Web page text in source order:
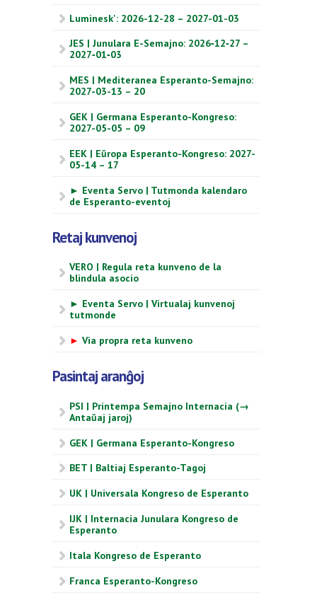
Luminesk': 2026-12-28 – 2027-01-03
JES | Junulara E-Semajno: 2026‑12‑27 –
2027‑01‑03
MES | Mediteranea Esperanto-Semajno:
2027-03-13 – 20
GEK | Germana Esperanto-Kongreso:
2027-05-05 – 09
EEK | Eŭropa Esperanto-Kongreso: 2027-
05-14 – 17
► Eventa Servo | Tutmonda kalendaro
de Esperanto-eventoj
Retaj kunvenoj
VERO | Regula reta kunveno de la
blindula asocio
► Eventa Servo | Virtualaj kunvenoj
tutmonde
► Via propra reta kunveno
Pasintaj aranĝoj
PSI | Printempa Semajno Internacia (→
Antaŭaj jaroj)
GEK | Germana Esperanto-Kongreso
BET | Baltiaj Esperanto-Tagoj
UK | Universala Kongreso de Esperanto
IJK | Internacia Junulara Kongreso de
Esperanto
Itala Kongreso de Esperanto
Franca Esperanto-Kongreso